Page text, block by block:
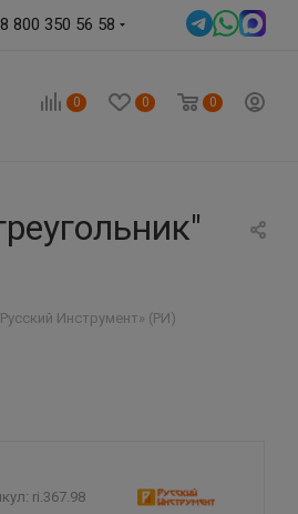
8 800 350 56 58
0 0 0
Инструмент» (РИ)
ri.367.98